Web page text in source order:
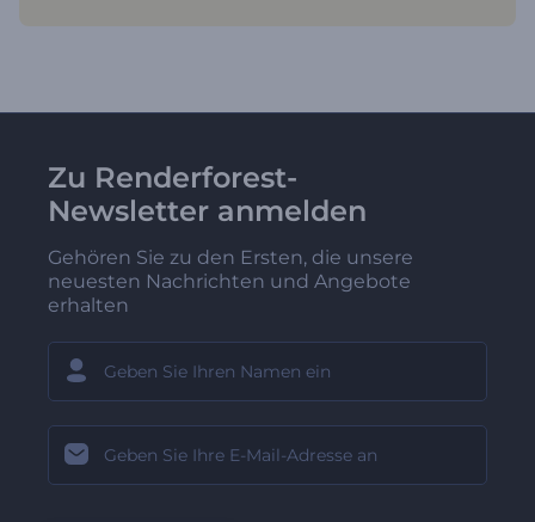
Zu Renderforest-
Newsletter anmelden
Gehören Sie zu den Ersten, die unsere
neuesten Nachrichten und Angebote
erhalten